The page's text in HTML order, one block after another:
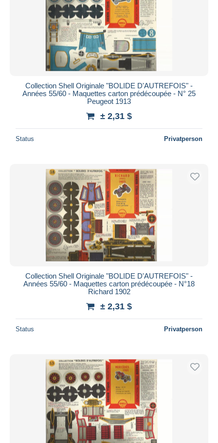
Collection Shell Originale "BOLIDE D'AUTREFOIS" -
Années 55/60 - Maquettes carton prédécoupée - N° 25
Peugeot 1913
± 2,31 $
Status Privatperson
Collection Shell Originale "BOLIDE D'AUTREFOIS" -
Années 55/60 - Maquettes carton prédécoupée - N°18
Richard 1902
± 2,31 $
Status Privatperson